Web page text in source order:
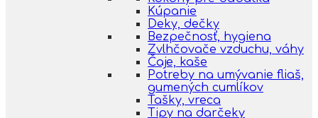
Kúpanie
Deky, dečky
Bezpečnosť, hygiena
Zvlhčovače vzduchu, váhy
Čaje, kaše
Potreby na umývanie fliaš,
gumených cumlíkov
Tašky, vreca
Tipy na darčeky